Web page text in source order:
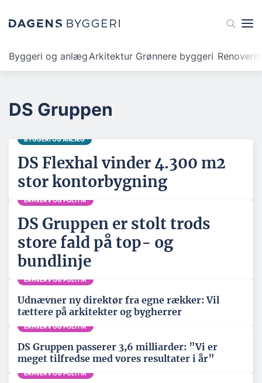
Byggeri og anlægArkitektur Grønnere byggeri
DS Gruppen
BYGGERI OG ANLÆG
DS Flexhal vinder 4.300 m2
stor kontorbygning
ERHVERV OG POLITIK
DS Gruppen er stolt trods
store fald på top- og
bundlinje
ERHVERV OG POLITIK
Udnævner ny direktør fra egne rækker: Vil
tættere på arkitekter og bygherrer
ERHVERV OG POLITIK
DS Gruppen passerer 3,6 milliarder: ”Vi er
meget tilfredse med vores resultater i år”
ERHVERV OG POLITIK